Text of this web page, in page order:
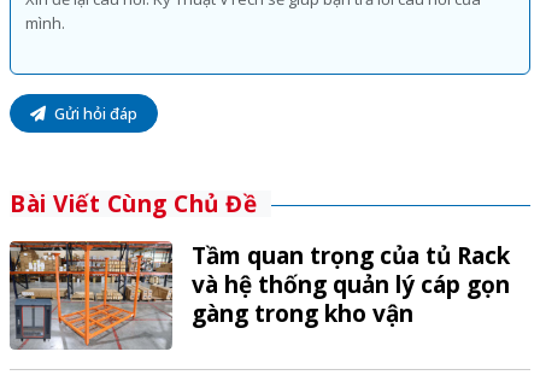
Gửi hỏi đáp
Bài Viết Cùng Chủ Đề
Tầm quan trọng của tủ Rack
và hệ thống quản lý cáp gọn
gàng trong kho vận